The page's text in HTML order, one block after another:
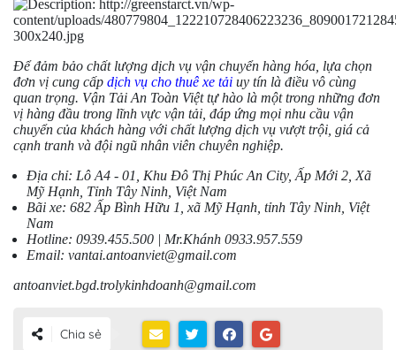
Để đảm bảo chất lượng dịch vụ vận chuyển hàng hóa, lựa chọn
đơn vị cung cấp dịch vụ cho thuê xe tải uy tín là điều vô cùng
quan trọng. Vận Tải An Toàn Việt tự hào là một trong những đơn
vị hàng đầu trong lĩnh vực vận tải, đáp ứng mọi nhu cầu vận
chuyển của khách hàng với chất lượng dịch vụ vượt trội, giá cả
cạnh tranh và đội ngũ nhân viên chuyên nghiệp.
Địa chỉ: Lô A4 - 01, Khu Đô Thị Phúc An City, Ấp Mới 2, Xã
Mỹ Hạnh, Tỉnh Tây Ninh, Việt Nam
Bãi xe: 682 Ấp Bình Hữu 1, xã Mỹ Hạnh, tỉnh Tây Ninh, Việt
Nam
Hotline: 0939.455.500 | Mr.Khánh 0933.957.559
Email: vantai.antoanviet@gmail.com
antoanviet.bgd.trolykinhdoanh@gmail.com
Chia sẻ